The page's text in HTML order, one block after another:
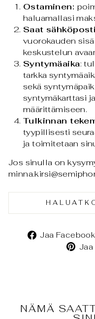
Ostaminen:
haluamallasi
Saat
vuorokauden
keskustelun
Syntymäaika:
tarkka
sekä
syntymäkarttasi
määrittämiseen.
Tulkinnan
tyypillisesti
ja toimitetaan
Jos sinulla on
Jaa
NÄMÄ